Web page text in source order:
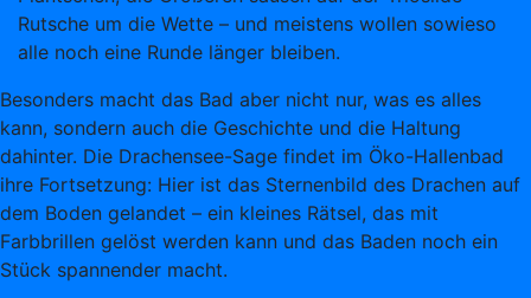
Rutsche um die Wette – und meistens wollen sowieso
alle noch eine Runde länger bleiben.
Besonders macht das Bad aber nicht nur, was es alles
kann, sondern auch die Geschichte und die Haltung
dahinter. Die Drachensee-Sage findet im Öko-Hallenbad
ihre Fortsetzung: Hier ist das Sternenbild des Drachen auf
dem Boden gelandet – ein kleines Rätsel, das mit
Farbbrillen gelöst werden kann und das Baden noch ein
Stück spannender macht.